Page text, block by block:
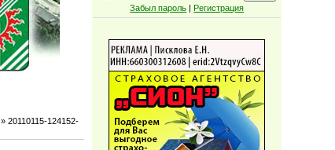
» 20110115-124152-
Забыл пароль | Регистрация